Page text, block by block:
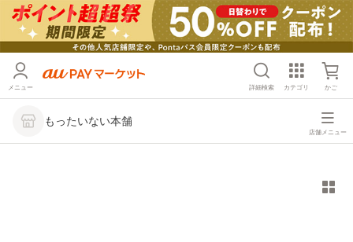
メニュー 詳細検索 カテゴリ かご
もったいない本舗
店舗メニュー